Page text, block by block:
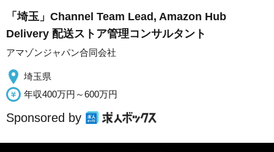
「埼玉」Channel Team Lead, Amazon Hub
Delivery 配送ストア管理コンサルタント
アマゾンジャパン合同会社
埼玉県
年収400万円～600万円
Sponsored by